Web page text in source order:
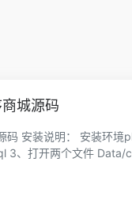
城源码
码 安装说明： 安装环
3、打开两个文件 Data/